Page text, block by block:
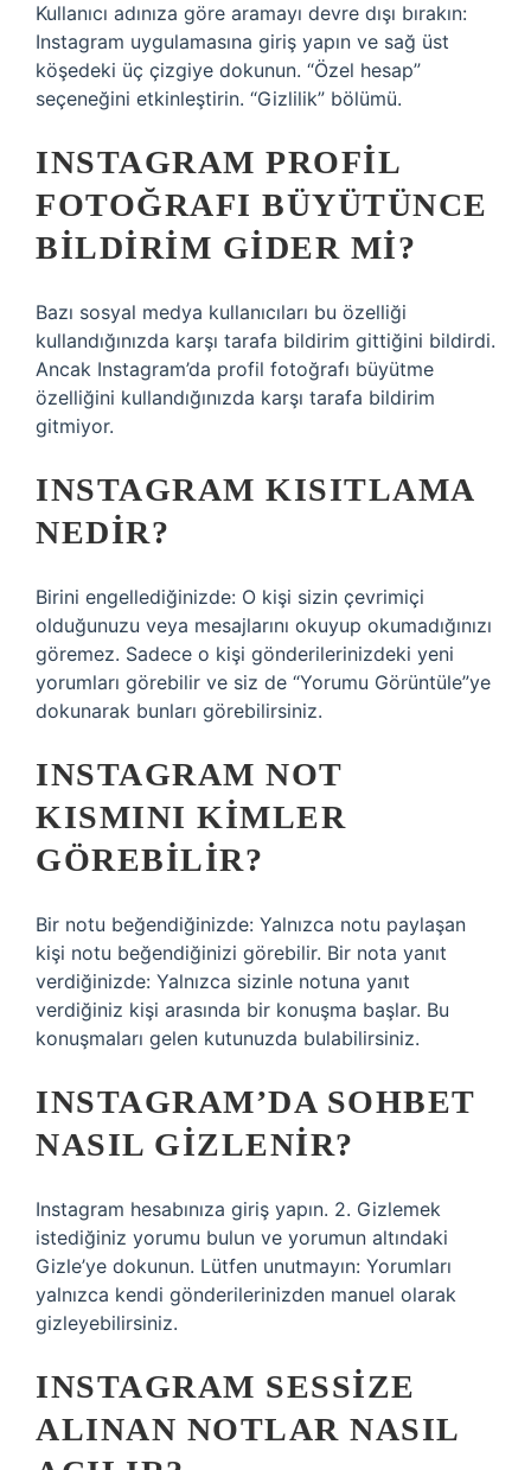
Kullanıcı adınıza göre aramayı devre dışı bırakın:
Instagram uygulamasına giriş yapın ve sağ üst
köşedeki üç çizgiye dokunun. “Özel hesap”
seçeneğini etkinleştirin. “Gizlilik” bölümü.
INSTAGRAM PROFIL
FOTOĞRAFI BÜYÜTÜNCE
BILDIRIM GIDER MI?
Bazı sosyal medya kullanıcıları bu özelliği
kullandığınızda karşı tarafa bildirim gittiğini bildirdi.
Ancak Instagram’da profil fotoğrafı büyütme
özelliğini kullandığınızda karşı tarafa bildirim
gitmiyor.
INSTAGRAM KISITLAMA
NEDIR?
Birini engellediğinizde: O kişi sizin çevrimiçi
olduğunuzu veya mesajlarını okuyup okumadığınızı
göremez. Sadece o kişi gönderilerinizdeki yeni
yorumları görebilir ve siz de “Yorumu Görüntüle”ye
dokunarak bunları görebilirsiniz.
INSTAGRAM NOT
KISMINI KIMLER
GÖREBILIR?
Bir notu beğendiğinizde: Yalnızca notu paylaşan
kişi notu beğendiğinizi görebilir. Bir nota yanıt
verdiğinizde: Yalnızca sizinle notuna yanıt
verdiğiniz kişi arasında bir konuşma başlar. Bu
konuşmaları gelen kutunuzda bulabilirsiniz.
INSTAGRAM’DA SOHBET
NASIL GIZLENIR?
Instagram hesabınıza giriş yapın. 2. Gizlemek
istediğiniz yorumu bulun ve yorumun altındaki
Gizle’ye dokunun. Lütfen unutmayın: Yorumları
yalnızca kendi gönderilerinizden manuel olarak
gizleyebilirsiniz.
INSTAGRAM SESSIZE
ALINAN NOTLAR NASIL